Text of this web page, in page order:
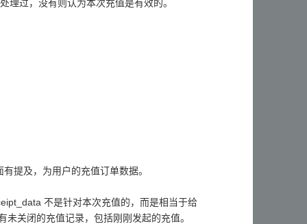
理过，没有则认为本次充值是有效的。
提及，为用户的充值订单数据。
不是针对本次充值的，而是相当于给
关闭的充值记录，包括刚刚发起的充值。